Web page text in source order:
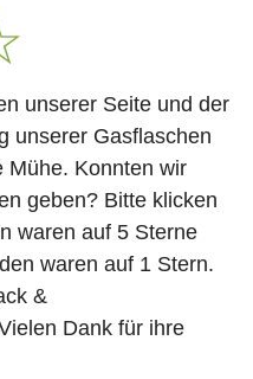
unserer Seite und der
unserer Gasflaschen
Mühe. Konnten wir
geben? Bitte klicken
waren auf 5 Sterne
waren auf 1 Stern.
&
Dank für ihre